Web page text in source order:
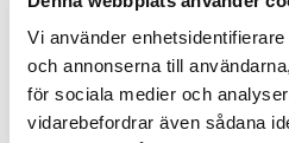
Vi använder
och annonserna till
för sociala medier och
vidarebefordrar även sådana